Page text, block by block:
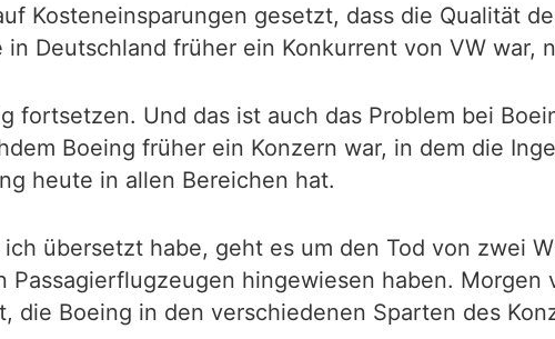
Kosteneinsparungen gesetzt, dass die Qualität
Deutschland früher ein Konkurrent von VW war,
fortsetzen. Und das ist auch das Problem bei
Boeing früher ein Konzern war, in dem die
heute in allen Bereichen hat.
ich übersetzt habe, geht es um den Tod von zwei
Passagierflugzeugen hingewiesen haben.
die Boeing in den verschiedenen Sparten des